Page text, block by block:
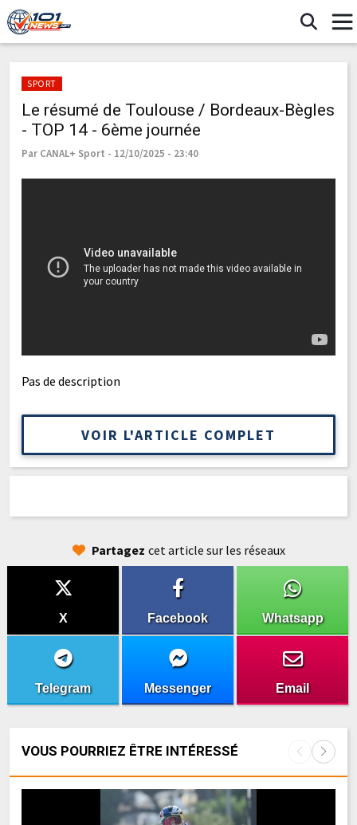
SPORT
Le résumé de Toulouse / Bordeaux-Bègles
- TOP 14 - 6ème journée
Par CANAL+ Sport - 12/10/2025 - 23:40
Pas de description
VOIR L'ARTICLE COMPLET
Partagez cet article sur les réseaux
X Facebook Whatsapp
Telegram Messenger Email
VOUS POURRIEZ ÊTRE INTÉRESSÉ